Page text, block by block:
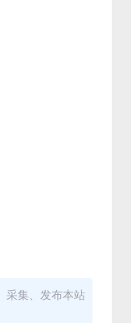
采集、发布本站